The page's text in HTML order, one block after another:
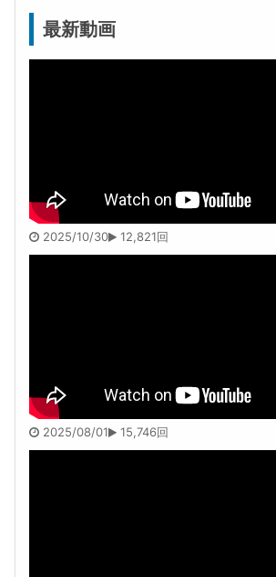
最新動画
2025/10/30 12,821回
2025/08/01 15,746回